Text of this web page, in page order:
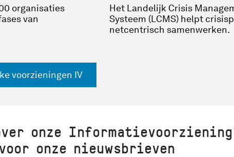
organisaties
van
Het Landelijk Crisis
Systeem (LCMS) helpt
netcentrisch samenwerken.
voorzieningen IV
onze
onze nieuwsbrieven